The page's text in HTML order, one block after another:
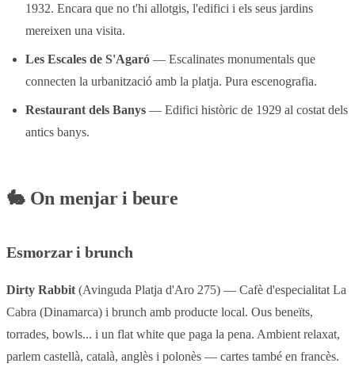
1932. Encara que no t'hi allotgis, l'edifici i els seus jardins
mereixen una visita.
Les Escales de S'Agaró — Escalinates monumentals que
connecten la urbanització amb la platja. Pura escenografia.
Restaurant dels Banys — Edifici històric de 1929 al costat dels
antics banys.
🐇On menjar i beure
Esmorzar i brunch
Dirty Rabbit (Avinguda Platja d'Aro 275) — Cafè d'especialitat La
Cabra (Dinamarca) i brunch amb producte local. Ous beneïts,
torrades, bowls... i un flat white que paga la pena. Ambient relaxat,
parlem castellà, català, anglès i polonès — cartes també en francès.